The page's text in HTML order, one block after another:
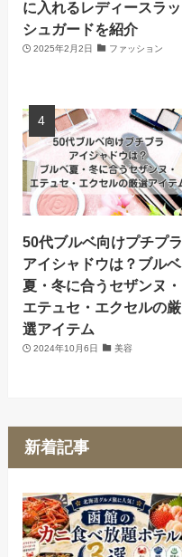
に入れるレディースラッ
シュガードを紹介
2025年2月2日 ファッション
50代ブルベ向けプチプラ
アイシャドウは？ブルベ
夏・冬に合うセザンヌ・
エテュセ・エクセルの厳
選アイテム
2024年10月6日 美容
新着記事